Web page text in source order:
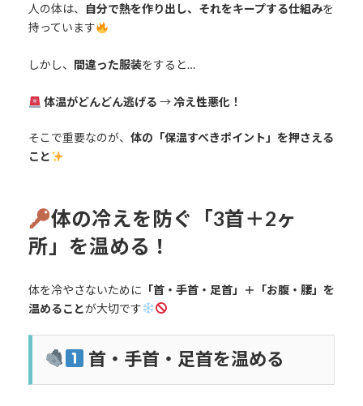
人の体は、 自分で熱を作り出し、それをキープする仕組みを
持っています
しかし、 間違った服装をすると…
体温がどんどん逃げる →冷え性悪化！
そこで重要なのが、 体の「保温すべきポイント」を押さえる
こと
体の冷えを防ぐ「3首＋2ヶ
所」を温める！
体を冷やさないために 「首・手首・足首」＋「お腹・腰」を
温めることが大切です
首・手首・足首を温める